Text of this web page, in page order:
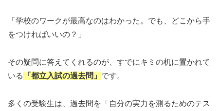
「学校のワークが最高なのはわかった。でも、どこから手
をつければいいの？」
その疑問に答えてくれるのが、すでにキミの机に置かれて
いる
「都立入試の過去問」 です。
多くの受験生は、過去問を「自分の実力を測るためのテス